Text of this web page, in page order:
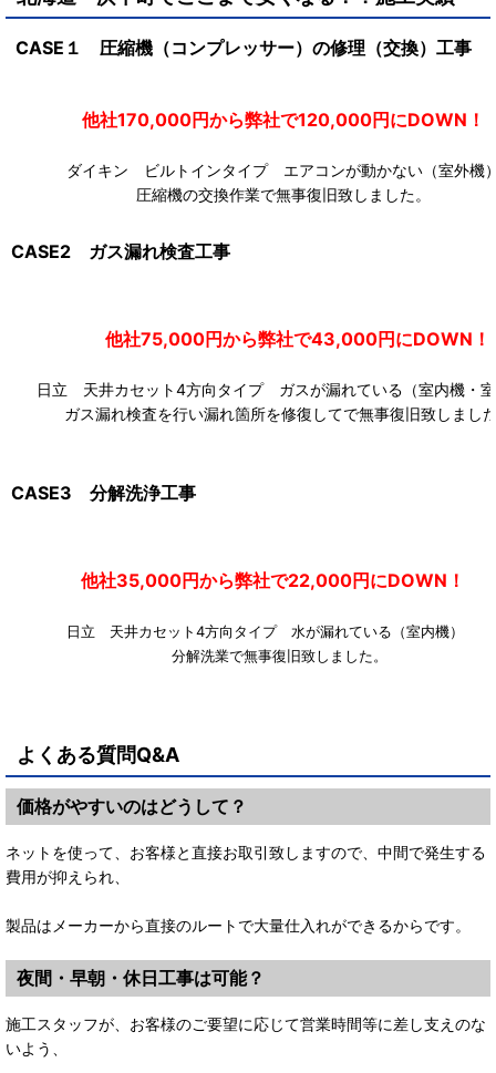
CASE１ 圧縮機（コンプレッサー）の修理（交換）工事
他社170,000円から弊社で120,000円に
ダイキン ビルトインタイプ エアコンが動かない（室外機
圧縮機の交換作業で無事復旧致しました。
CASE2 ガス漏れ検査工事
他社75,000円から弊社で43,000円にDOWN！
日立 天井カセット4方向タイプ ガスが漏れている（室内機・
ガス漏れ検査を行い漏れ箇所を修復してで無事復旧致しまし
CASE3 分解洗浄工事
他社35,000円から弊社で22,000円にDOWN！
日立 天井カセット4方向タイプ 水が漏れている（室内機
分解洗業で無事復旧致しました。
よくある質問Q&A
価格がやすいのはどうして？
ネットを使って、お客様と直接お取引致しますので、中間で発生する
費用が抑えられ、
製品はメーカーから直接のルートで大量仕入れができるからです。
夜間・早朝・休日工事は可能？
施工スタッフが、お客様のご要望に応じて営業時間等に差し支えのな
いよう、